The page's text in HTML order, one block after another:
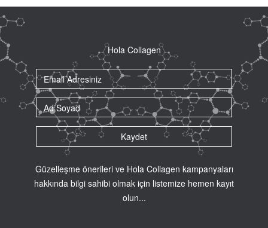
Hola Collagen
Güzelleşme önerileri ve Hola Collagen kampanyaları
hakkında bilgi sahibi olmak için listemize hemen kayıt
olun...